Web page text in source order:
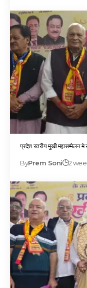
प्रदेश स्तरीय मुखी महासम्मेलन मे
ByPrem Soni 2